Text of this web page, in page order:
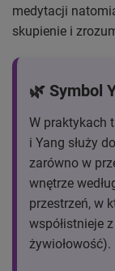
medytacji
skupienie i
🌿 Symbol
W praktykach
i Yang służy
zarówno w
wnętrze
przestrzeń, w
współistnieje
żywiołowość).